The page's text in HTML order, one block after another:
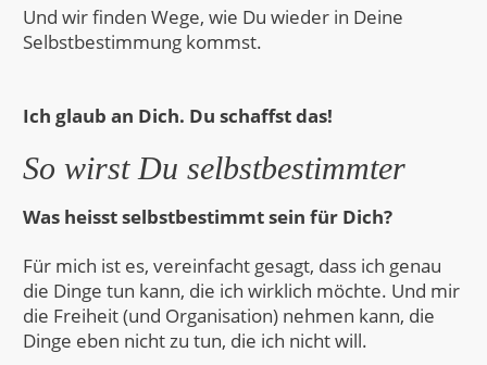
Und wir finden Wege, wie Du wieder in Deine
Selbstbestimmung kommst.
Ich glaub an Dich. Du schaffst das!
So wirst Du selbstbestimmter
Was heisst selbstbestimmt sein für Dich?
Für mich ist es, vereinfacht gesagt, dass ich genau
die Dinge tun kann, die ich wirklich möchte. Und mir
die Freiheit (und Organisation) nehmen kann, die
Dinge eben nicht zu tun, die ich nicht will.